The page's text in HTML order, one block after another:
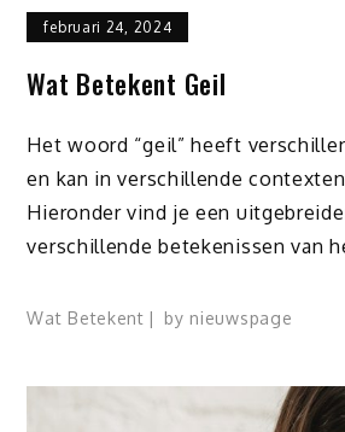
februari 24, 2024
Wat Betekent Geil
Het woord “geil” heeft
en kan in verschillende
Hieronder vind je een
verschillende betekenissen van
Wat Betekent by nieuwspage